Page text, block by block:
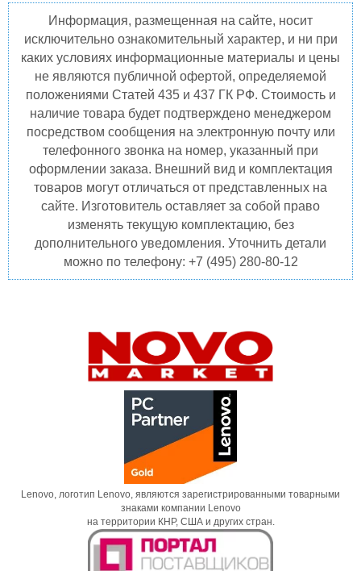
Информация, размещенная на сайте, носит
исключительно ознакомительный характер, и ни при
каких условиях информационные материалы и цены
не являются публичной офертой, определяемой
положениями Статей 435 и 437 ГК РФ. Стоимость и
наличие товара будет подтверждено менеджером
посредством сообщения на электронную почту или
телефонного звонка на номер, указанный при
оформлении заказа. Внешний вид и комплектация
товаров могут отличаться от представленных на
сайте. Изготовитель оставляет за собой право
изменять текущую комплектацию, без
дополнительного уведомления. Уточнить детали
можно по телефону: +7 (495) 280-80-12
Lenovo, логотип Lenovo, являются зарегистрированными товарными
знаками компании Lenovo
на территории КНР, США и других стран.